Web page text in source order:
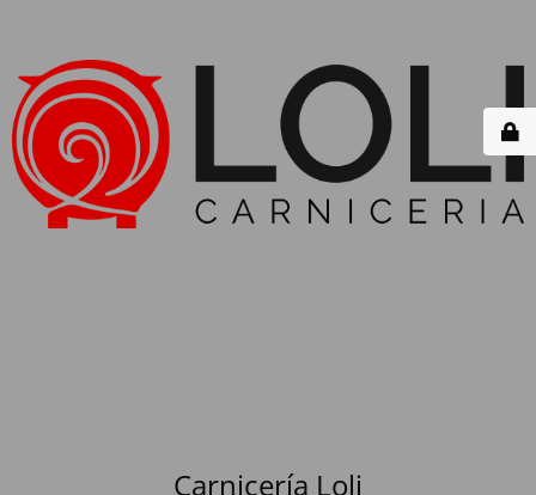
Carnicería Loli